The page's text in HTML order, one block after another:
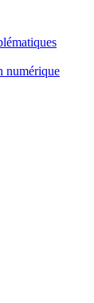
numérique